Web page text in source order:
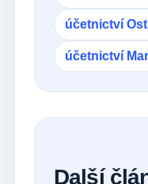
účetnictví
účetnictví
Další